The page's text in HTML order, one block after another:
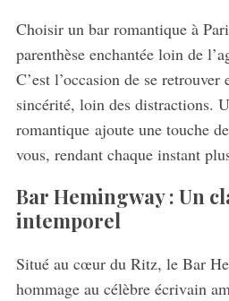
Choisir un bar romantique à
parenthèse enchantée loin de
C’est l’occasion de se retrouver
sincérité, loin des distractions.
romantique ajoute une touche
vous, rendant chaque instant
Bar Hemingway : Un
intemporel
Situé au cœur du Ritz, le Bar
hommage au célèbre écrivain